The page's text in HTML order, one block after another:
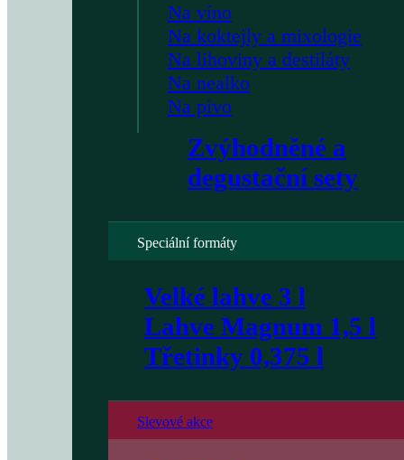
Na víno
Na koktejly a mixologie
Na lihoviny a destiláty
Na nealko
Na pivo
Zvýhodněné a
degustační sety
Speciální formáty
Velké lahve 3 l
Lahve Magnum 1,5 l
Třetinky 0,375 l
Slevové akce